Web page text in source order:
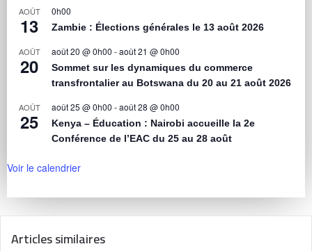
AOÛT
13
0h00
Zambie : Élections générales le 13 août 2026
AOÛT
20
août 20 @ 0h00 -août 21 @ 0h00
Sommet sur les dynamiques du commerce
transfrontalier au Botswana du 20 au 21 août 2026
AOÛT
25
août 25 @ 0h00 -août 28 @ 0h00
Kenya – Éducation : Nairobi accueille la 2e
Conférence de l’EAC du 25 au 28 août
Voir le calendrier
Articles similaires